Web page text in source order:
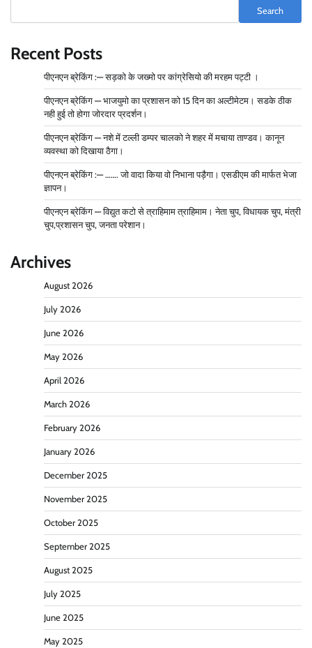
Search
Recent Posts
पीएनएन ब्रेकिंग :— सड़को के जख्मो पर कांग्रेसियो की मरहम पट्टी ।
पीएनएन ब्रेकिंग — भाजयुमो का प्रशासन को 15 दिन का अल्टीमेटम। सडके ठीक
नही हुई तो होगा जोरदार प्रदर्शन।
पीएनएन ब्रेकिंग — नशे में टल्ली डम्पर चालको ने शहर में मचाया ताण्डव। कानून
व्यवस्था को दिखाया ठैगा।
पीएनएन ब्रेकिंग :— ……. जो वादा किया वो निभाना पड़ैगा। एसडीएम की मार्फत भेजा
ज्ञापन।
पीएनएन ब्रेकिंग — विद्युत कटो से त्राहिमाम त्राहिमाम। नेता चुप, विधायक चुप, मंत्री
चुप,प्रशासन चुप, जनता परेशान।
Archives
August 2026
July 2026
June 2026
May 2026
April 2026
March 2026
February 2026
January 2026
December 2025
November 2025
October 2025
September 2025
August 2025
July 2025
June 2025
May 2025